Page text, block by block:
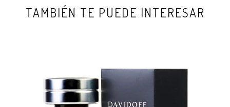
TAMBIÉN TE PUEDE INTERESAR